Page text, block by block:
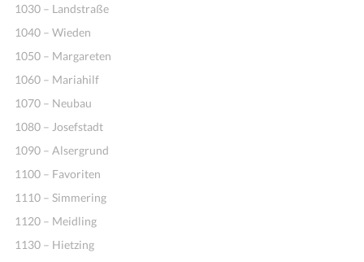
1030 – Landstraße
1040 – Wieden
1050 – Margareten
1060 – Mariahilf
1070 – Neubau
1080 – Josefstadt
1090 – Alsergrund
1100 – Favoriten
1110 – Simmering
1120 – Meidling
1130 – Hietzing